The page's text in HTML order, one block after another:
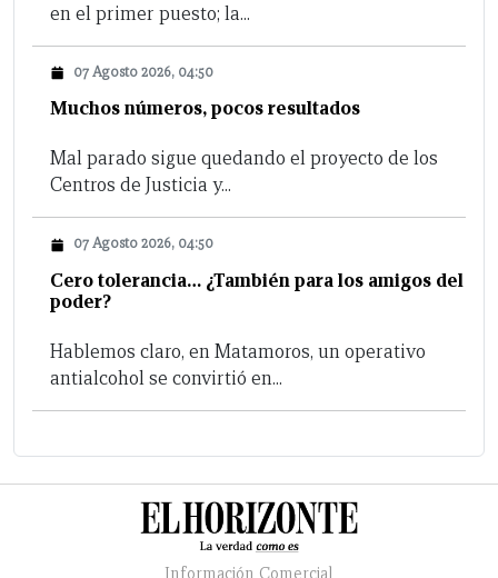
en el primer puesto; la...
07 Agosto 2026, 04:50
Muchos números, pocos resultados
Mal parado sigue quedando el proyecto de los
Centros de Justicia y...
07 Agosto 2026, 04:50
Cero tolerancia… ¿También para los amigos del
poder?
Hablemos claro, en Matamoros, un operativo
antialcohol se convirtió en...
Información Comercial